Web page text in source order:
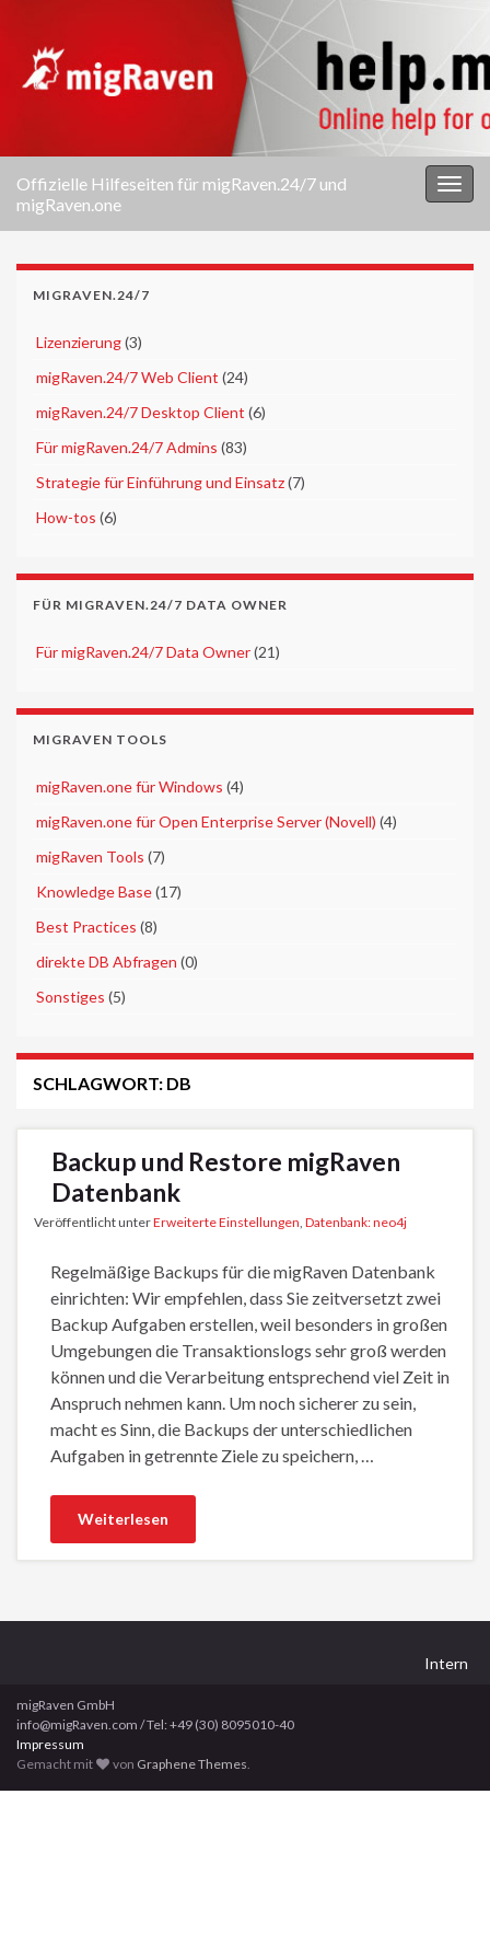
Offizielle Hilfeseiten für migRaven.24/7 und
migRaven.one
MIGRAVEN.24/7
Lizenzierung(3)
migRaven.24/7 Web Client (24)
migRaven.24/7 Desktop Client (6)
Für migRaven.24/7 Admins (83)
Strategie für Einführung und Einsatz(7)
How-tos (6)
FÜR MIGRAVEN.24/7 DATA OWNER
Für migRaven.24/7 Data Owner(21)
MIGRAVEN TOOLS
migRaven.one für Windows (4)
migRaven.one für Open Enterprise Server (Novell) (4)
migRaven Tools (7)
Knowledge Base(17)
Best Practices (8)
direkte DB Abfragen (0)
Sonstiges (5)
SCHLAGWORT: DB
Backup und Restore migRaven
Datenbank
Veröffentlicht unterErweiterte Einstellungen Datenbank: neo4j
Regelmäßige Backups für die migRaven Datenbank
einrichten: Wir empfehlen, dass Sie zeitversetzt zwei
Backup Aufgaben erstellen, weil besonders in großen
Umgebungen die Transaktionslogs sehr groß werden
können und die Verarbeitung entsprechend viel Zeit in
Anspruch nehmen kann. Um noch sicherer zu sein,
macht es Sinn, die Backups der unterschiedlichen
Aufgaben in getrennte Ziele zu speichern, …
Weiterlesen
Intern
migRaven GmbH
info@migRaven.com / Tel: +49 (30) 8095010-40
Impressum
Gemacht mit
von Graphene Themes